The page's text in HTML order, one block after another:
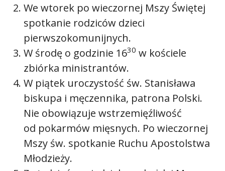
We wtorek po wieczornej Mszy Świętej
spotkanie rodziców dzieci
pierwszokomunijnych.
W środę o godzinie 1630 w kościele
zbiórka ministrantów.
W piątek uroczystość św. Stanisława
biskupa i męczennika, patrona Polski.
Nie obowiązuje wstrzemięźliwość
od pokarmów mięsnych. Po wieczornej
Mszy św. spotkanie Ruchu Apostolstwa
Młodzieży.